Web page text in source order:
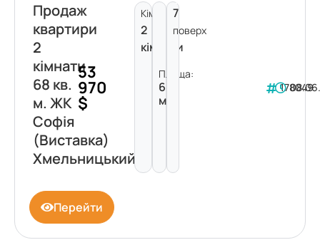
Продаж
квартири
2
кімнати
68 кв.
м. ЖК
Софія
(Виставка)
Хмельницький
53
970
$
Кімнат:
2
кімнати
Площа:
68
м²
7
поверх
178049
Перейти